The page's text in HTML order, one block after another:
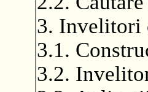
3. Invelitori
3.1.
3.2.